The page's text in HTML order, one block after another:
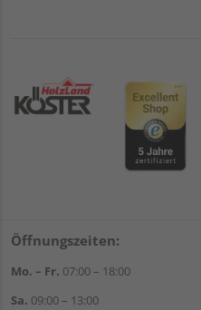
Öffnungszeiten:
Mo. – Fr. 07:00 – 18:00
Sa. 09:00 – 13:00